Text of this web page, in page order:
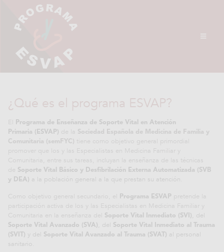
¿Qué es el programa ESVAP?
Programa de Enseñanza de Soporte Vital en Atención
Primaria (ESVAP)
Soporte Vital Básico y Desfibrilación Externa Automatizada (SVB
y DEA)
a la población general a la que prestan su atención.
Programa ESVAP
Soporte Vital Inmediato (SVI) , del
Soporte Vital Avanzado (SVA) , del
Soporte Vital Inmediato al Trauma
(SVIT)
y del Soporte Vital Avanzado al Trauma (SVAT)
al personal
sanitario.